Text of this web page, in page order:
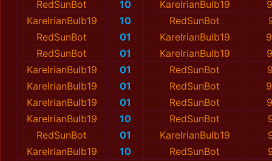
RedSunBot 10 KarelrianBulb19
KarelrianBulb19
10 RedSunBot
RedSunBot
01 KarelrianBulb19
RedSunBot
01 KarelrianBulb19
KarelrianBulb19
01 RedSunBot
KarelrianBulb19
01 RedSunBot
KarelrianBulb19
01 RedSunBot
KarelrianBulb19
10 RedSunBot
RedSunBot
01 KarelrianBulb19
KarelrianBulb19
10 RedSunBot